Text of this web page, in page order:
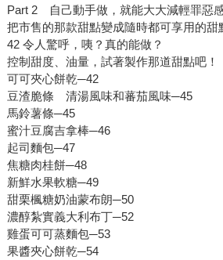
Part 2 自己動手做，就能大大減輕罪惡
把市售的那款甜點變成隨時都可享用的甜
42 令人驚呼，咦？真的能做？
控制甜度、油量，試著製作那道甜點吧！
可可夾心餅乾─42
豆渣脆條 清湯風味和蕃茄風味─45
馬鈴薯條─45
蜜汁豆腐吉拿棒─46
起司麵包─47
焦糖肉桂餅─48
新鮮水果軟糖─49
甜栗楓糖奶油蒙布朗─50
濃醇紮實義大利布丁─52
雞蛋可可蒸麵包─53
果醬夾心餅乾─54